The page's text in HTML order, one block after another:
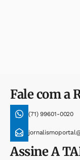
Fale com a
(71) 99601-0020
AssineA